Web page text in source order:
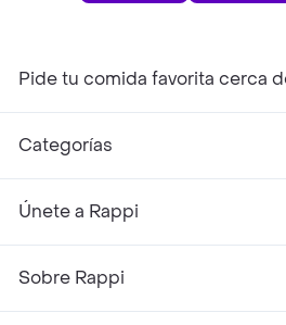
Pide tu comida favorita cerca
Categorías
Únete a Rappi
Sobre Rappi